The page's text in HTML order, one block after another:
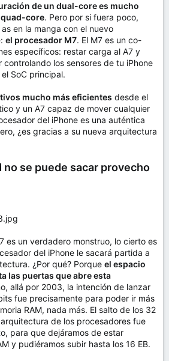
de un dual-core es mucho
quad-core. Pero por si fuera poco,
en la manga con el nuevo
el procesador M7. El M7 es un co-
específicos: restar carga al A7 y
los sensores de tu iPhone
SoC principal.
mucho más eficientes desde el
y un A7 capaz de mover cualquier
del iPhone es una auténtica
¿es gracias a su nueva arquitectura
no se puede sacar provecho
es un verdadero monstruo, lo cierto es
del iPhone le sacará partida a
¿Por qué? Porque el espacio
las puertas que abre esta
allá por 2003, la intención de lanzar
fue precisamente para poder ir más
RAM, nada más. El salto de los 32
de los procesadores fue
para que dejáramos de estar
y pudiéramos subir hasta los 16 EB.